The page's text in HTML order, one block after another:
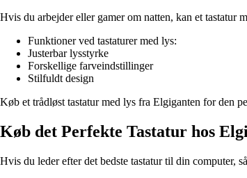
Hvis du arbejder eller gamer om natten, kan et tastatur
Funktioner ved tastaturer med lys:
Justerbar lysstyrke
Forskellige farveindstillinger
Stilfuldt design
Køb et trådløst tastatur med lys fra Elgiganten for den
Køb det Perfekte Tastatur hos
Hvis du leder efter det bedste tastatur til din computer,